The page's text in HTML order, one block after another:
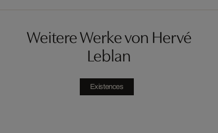
Weitere Werke von Hervé
Leblan
Existences